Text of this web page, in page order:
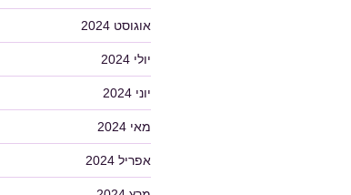
אוגוסט 2024
יולי 2024
יוני 2024
מאי 2024
אפריל 2024